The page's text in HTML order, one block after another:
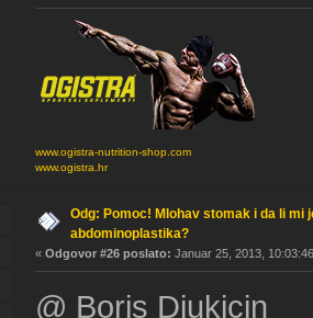
www.ogistra-nutrition-shop.com
www.ogistra.hr
Odg: Pomoc! Mlohav stomak i da li mi
abdominoplastika?
« Odgovor #26 poslato: Januar 25, 2013,
@ Boris Djukicin